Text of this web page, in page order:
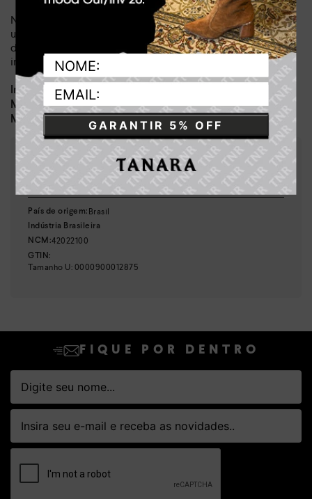
GARANTIR 5% OFF
Não perca a chance de elevar suas produções diárias com
um toque de exclusividade. Unindo a nobreza do couro ao
design contemporâneo, a bolsa Tanara é o acessório
indispensável que faltava no seu closet.
Indicado para:Dia a dia e lazer
Material:Couro
Medidas da bolsa:33 x 20 x 12 cm
Cor : Caramelo
Referência :TB3587-00001
País de origem: Brasil
Indústria Brasileira
NCM:42022100
GTIN:
Tamanho U:0000900012875
FIQUE POR DENTRO